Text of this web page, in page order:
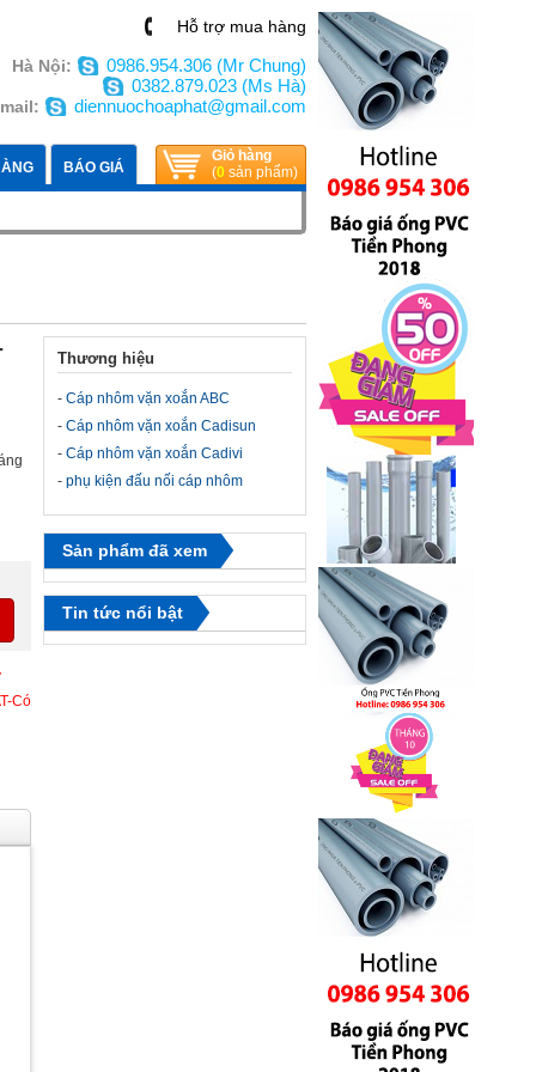
Hỗ trợ mua hàng
Hà Nội:
0986.954.306 (Mr Chung)
0382.879.023 (Ms Hà)
diennuochoaphat@gmail.com
BÁO GIÁ
Giỏ hàng
(0 sản phẩm)
Có
Thương hiệu
- Cáp nhôm vặn xoắn ABC
- Cáp nhôm vặn xoắn Cadisun
- Cáp nhôm vặn xoắn Cadivi
- phụ kiện đấu nối cáp nhôm
Sản phẩm đã xem
Tin tức nổi bật